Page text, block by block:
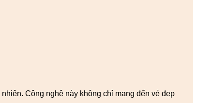
Công nghệ này không chỉ mang đến vẻ đẹp